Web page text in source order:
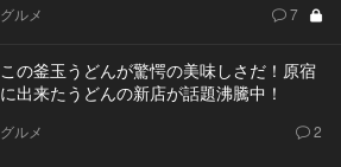
グルメ 7
この釜玉うどんが驚愕の美味しさだ！原宿
に出来たうどんの新店が話題沸騰中！
グルメ 2